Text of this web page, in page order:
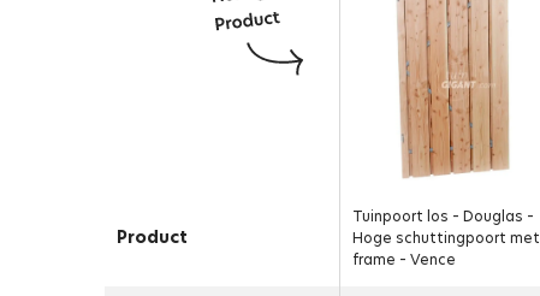
Product
Tuinpoort los – Douglas –
Hoge schuttingpoort met
frame – Vence